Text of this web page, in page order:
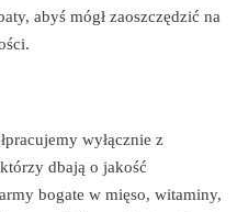
abyś mógł zaoszczędzić na
wyłącznie z
dbają o jakość
bogate w mięso, witaminy,